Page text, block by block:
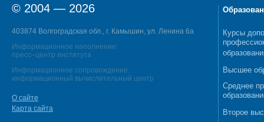
© 2004 — 2026
403874 Волгоградская обл., г. Камышин, ул. Ленина 6а
Информационное наполнение:
пресс–центр института
Информационное сопровождение:
информационный вычислительный центр
О сайте
Карта сайта
Курсы
Высшее
Среднее
Второе